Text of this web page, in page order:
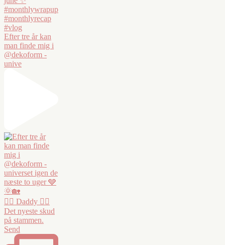
Efter tre år kan
man finde mig i
@dekoform -
unive
❤️‍🔥 Daddy ❤️‍🔥
Det nyeste skud
på stammen.
Send